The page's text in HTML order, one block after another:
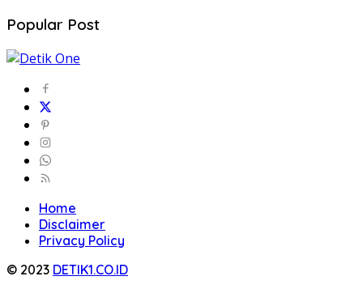
Popular Post
Home
Disclaimer
Privacy Policy
© 2023 DETIK1.CO.ID